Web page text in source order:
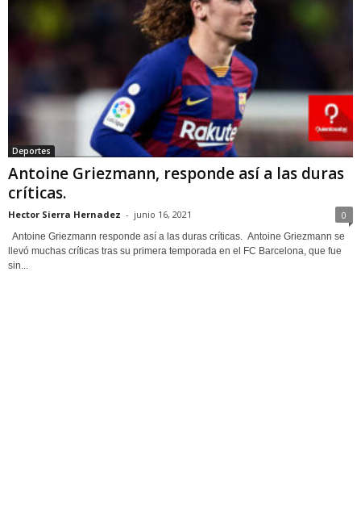
Deportes
Antoine Griezmann, responde así a las duras
críticas.
Hector Sierra Hernadez - junio 16, 2021 0
Antoine Griezmann responde así a las duras críticas. Antoine Griezmann se
llevó muchas críticas tras su primera temporada en el FC Barcelona, que fue
sin...